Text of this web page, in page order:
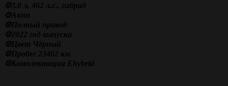
⚙️3.0 л, 462 л.с., гибрид
⚙️Акпп
⚙️Полный привод
⚙️2022 год выпуска
⚙️Цвет Чёрный
⚙️Пробег 23402 км
⚙️Комплектация Ehybrid